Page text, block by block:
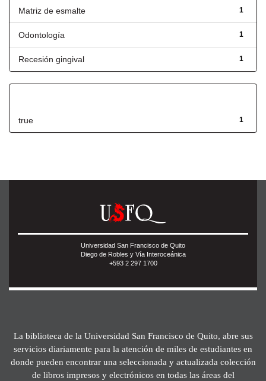
1
Matriz de esmalte
1
Odontología
1
Recesión gingival
1
true
Universidad San Francisco de Quito
Diego de Robles y Vía Interoceánica
+593 2 297 1700
La biblioteca de la Universidad San Francisco de Quito, abre sus
servicios diariamente para la atención de miles de estudiantes en
donde pueden encontrar una seleccionada y actualizada colección
de libros impresos y electrónicos en todas las áreas del